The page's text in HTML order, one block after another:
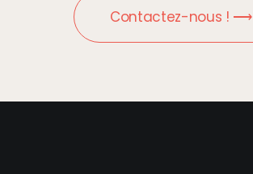
Contactez-nous ! ⟶